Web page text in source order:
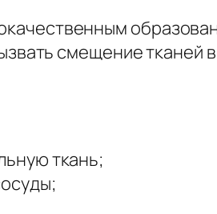
смещение тканей
ткань;